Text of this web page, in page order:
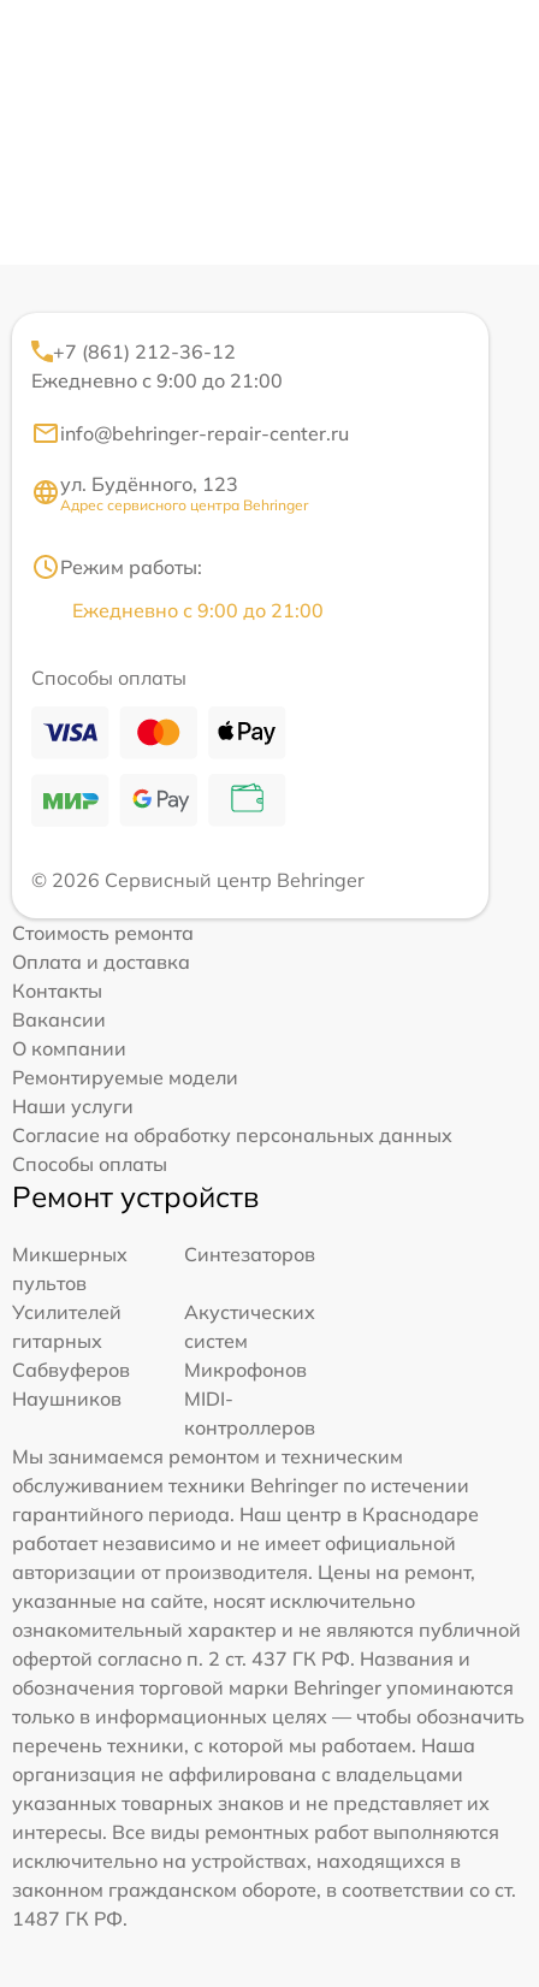
+7 (861) 212-36-12
Ежедневно с 9:00 до 21:00
info@behringer-repair-center.ru
ул. Будённого, 123
Адрес сервисного центра Behringer
Режим работы:
Ежедневно с 9:00 до 21:00
Способы оплаты
© 2026 Сервисный центр Behringer
Стоимость ремонта
Оплата и доставка
Контакты
Вакансии
О компании
Ремонтируемые модели
Наши услуги
Согласие на обработку персональных данных
Способы оплаты
Ремонт устройств
Микшерных
пультов
Синтезаторов
Усилителей
гитарных
Акустических
систем
Сабвуферов
Микрофонов
Наушников
MIDI-
контроллеров
Мы занимаемся ремонтом и техническим
обслуживанием техники Behringer по истечении
гарантийного периода. Наш центр в Краснодаре
работает независимо и не имеет официальной
авторизации от производителя. Цены на ремонт,
указанные на сайте, носят исключительно
ознакомительный характер и не являются публичной
офертой согласно п. 2 ст. 437 ГК РФ. Названия и
обозначения торговой марки Behringer упоминаются
только в информационных целях — чтобы обозначить
перечень техники, с которой мы работаем. Наша
организация не аффилирована с владельцами
указанных товарных знаков и не представляет их
интересы. Все виды ремонтных работ выполняются
исключительно на устройствах, находящихся в
законном гражданском обороте, в соответствии со ст.
1487 ГК РФ.